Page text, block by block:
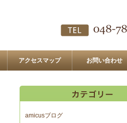
アクセスマップ お問い合わせ
amicusブログ